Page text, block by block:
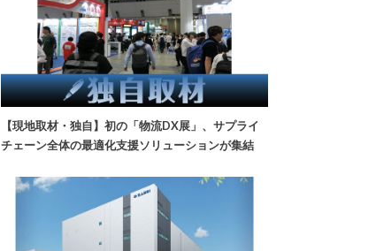
【現地取材・独自】初の「物流DX展」、サプライ
チェーン全体の最適化支援ソリューションが集結